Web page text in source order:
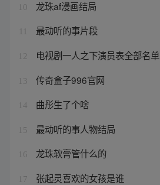
10 龙珠af漫画结局
最动听的事片段
12 电视剧一人之下演员表全部名单
13 传奇盒子996官网
14 曲彤生了个啥
15 最动听的事人物结局
16 龙珠软膏管什么的
17 张起灵喜欢的女孩是谁